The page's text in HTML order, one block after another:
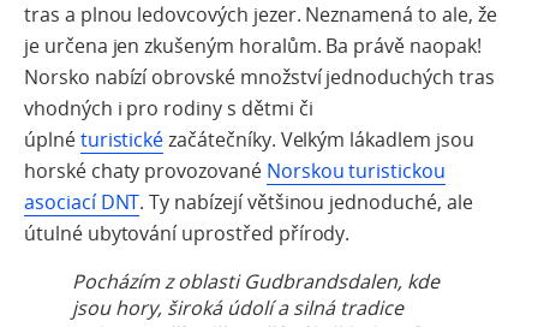
tras a plnou ledovcových jezer. Neznamená to ale, že
je určena jen zkušeným horalům. Ba právě naopak!
Norsko nabízí obrovské množství jednoduchých tras
vhodných i pro rodiny s dětmi či
úplnéturistickézačátečníky. Velkým lákadlem jsou
horské chaty provozované Norskou turistickou
asociací DNT. Ty nabízejí většinou jednoduché, ale
útulné ubytování uprostřed přírody.
Pocházím z oblasti Gudbrandsdalen, kde
jsou hory, široká údolí a silná tradice